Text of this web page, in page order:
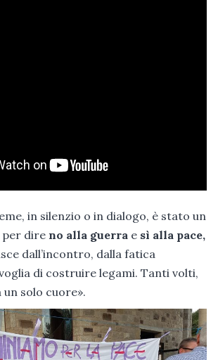
in silenzio o in dialogo, è stato un
dire no alla guerra e sì alla pace,
dall’incontro, dalla fatica
di costruire legami. Tanti volti,
solo cuore».